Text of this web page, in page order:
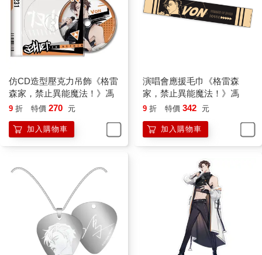
仿CD造型壓克力吊飾《格雷
森家，禁止異能魔法！》馮
9 折 特價 270 元
加入購物車
演唱會應援毛巾《格雷森
家，禁止異能魔法！》馮
9 折 特價 342 元
加入購物車